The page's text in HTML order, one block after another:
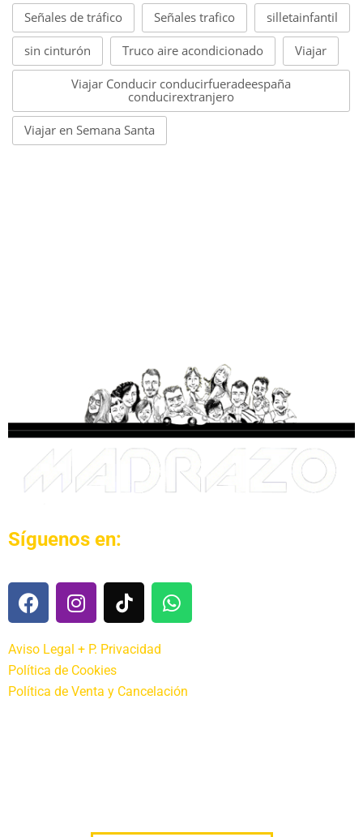
Señales de tráfico Señales trafico silletainfantil
sin cinturón Truco aire acondicionado Viajar
Viajar Conducir conducirfueradeespaña
conducirextranjero
Viajar en Semana Santa
Síguenos en:
Aviso Legal + P. Privacidad
Política de Cookies
Política de Venta y Cancelación